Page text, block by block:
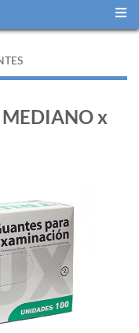
MEDIANO x